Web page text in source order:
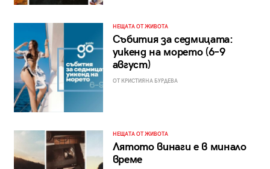
НЕЩАТА ОТ ЖИВОТА
Събития за седмицата:
уикенд на морето (6–9
август)
ОТ КРИСТИЯНА БУРДЕВА
НЕЩАТА ОТ ЖИВОТА
Лятото винаги е в минало
време